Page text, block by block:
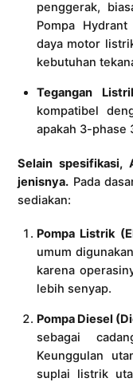
penggerak,
Pompa
daya motor
kebutuhan
Tegangan
kompatibel
apakah 3-phase
Selain spesifikasi,
jenisnya. Pada
sediakan:
Pompa Listrik
umum
karena
lebih senyap.
Pompa Diesel
sebagai
Keunggulan
suplai listrik